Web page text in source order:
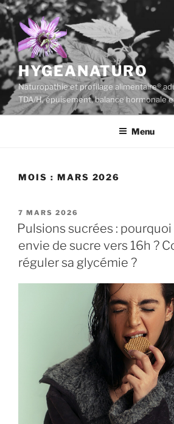
Aller
au
contenu
principal
HYGEANATURO
Naturopathie et profilage alimentaire®
TDA/H, épuisement, balance hormonale
Menu
MOIS : MARS 2026
PUBLIÉ
LE
7 MARS 2026
Pulsions sucrées :
envie de sucre vers 16h ?
réguler sa glycémie ?